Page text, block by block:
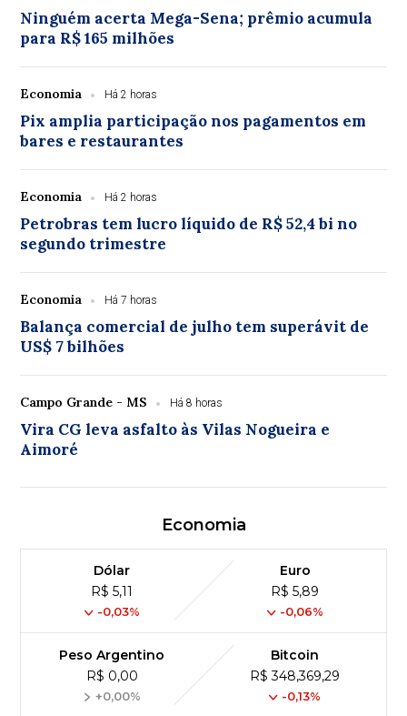
Ninguém acerta Mega-Sena; prêmio acumula
para R$ 165 milhões
Economia Há 2 horas
Pix amplia participação nos pagamentos em
bares e restaurantes
Economia Há 2 horas
Petrobras tem lucro líquido de R$ 52,4 bi no
segundo trimestre
Economia Há 7 horas
Balança comercial de julho tem superávit de
US$ 7 bilhões
Campo Grande - MS Há 8 horas
Vira CG leva asfalto às Vilas Nogueira e
Aimoré
Economia
Dólar
R$ 5,11
-0,03%
Euro
R$ 5,89
-0,06%
Peso Argentino
R$ 0,00
+0,00%
Bitcoin
R$ 348,369,29
-0,13%